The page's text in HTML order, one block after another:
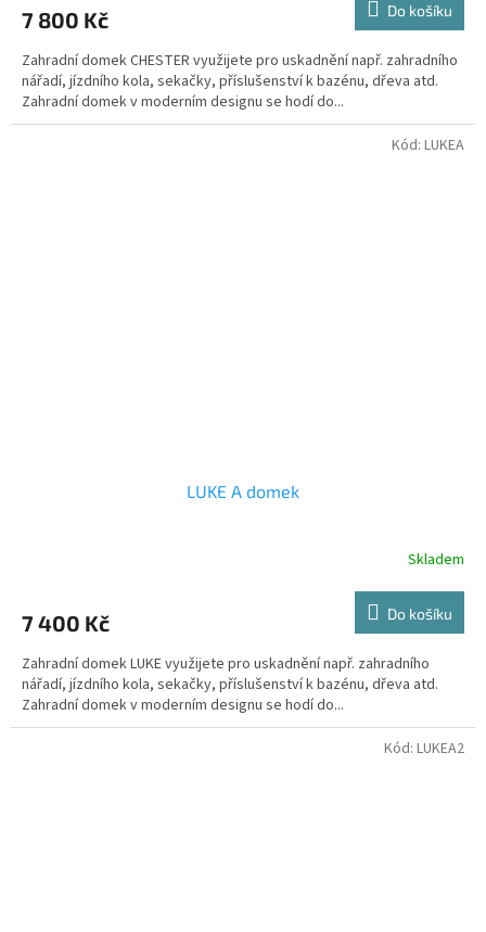
7 800 Kč Do košíku
Zahradní domek CHESTER využijete pro uskadnění např. zahradního
nářadí, jízdního kola, sekačky, příslušenství k bazénu, dřeva atd.
Zahradní domek v moderním designu se hodí do...
LUKE A domek
Skladem
7 400 Kč Do košíku
Zahradní domek LUKE využijete pro uskadnění např. zahradního
nářadí, jízdního kola, sekačky, příslušenství k bazénu, dřeva atd.
Zahradní domek v moderním designu se hodí do...
Kód: LUKEA
Kód: LUKEA2